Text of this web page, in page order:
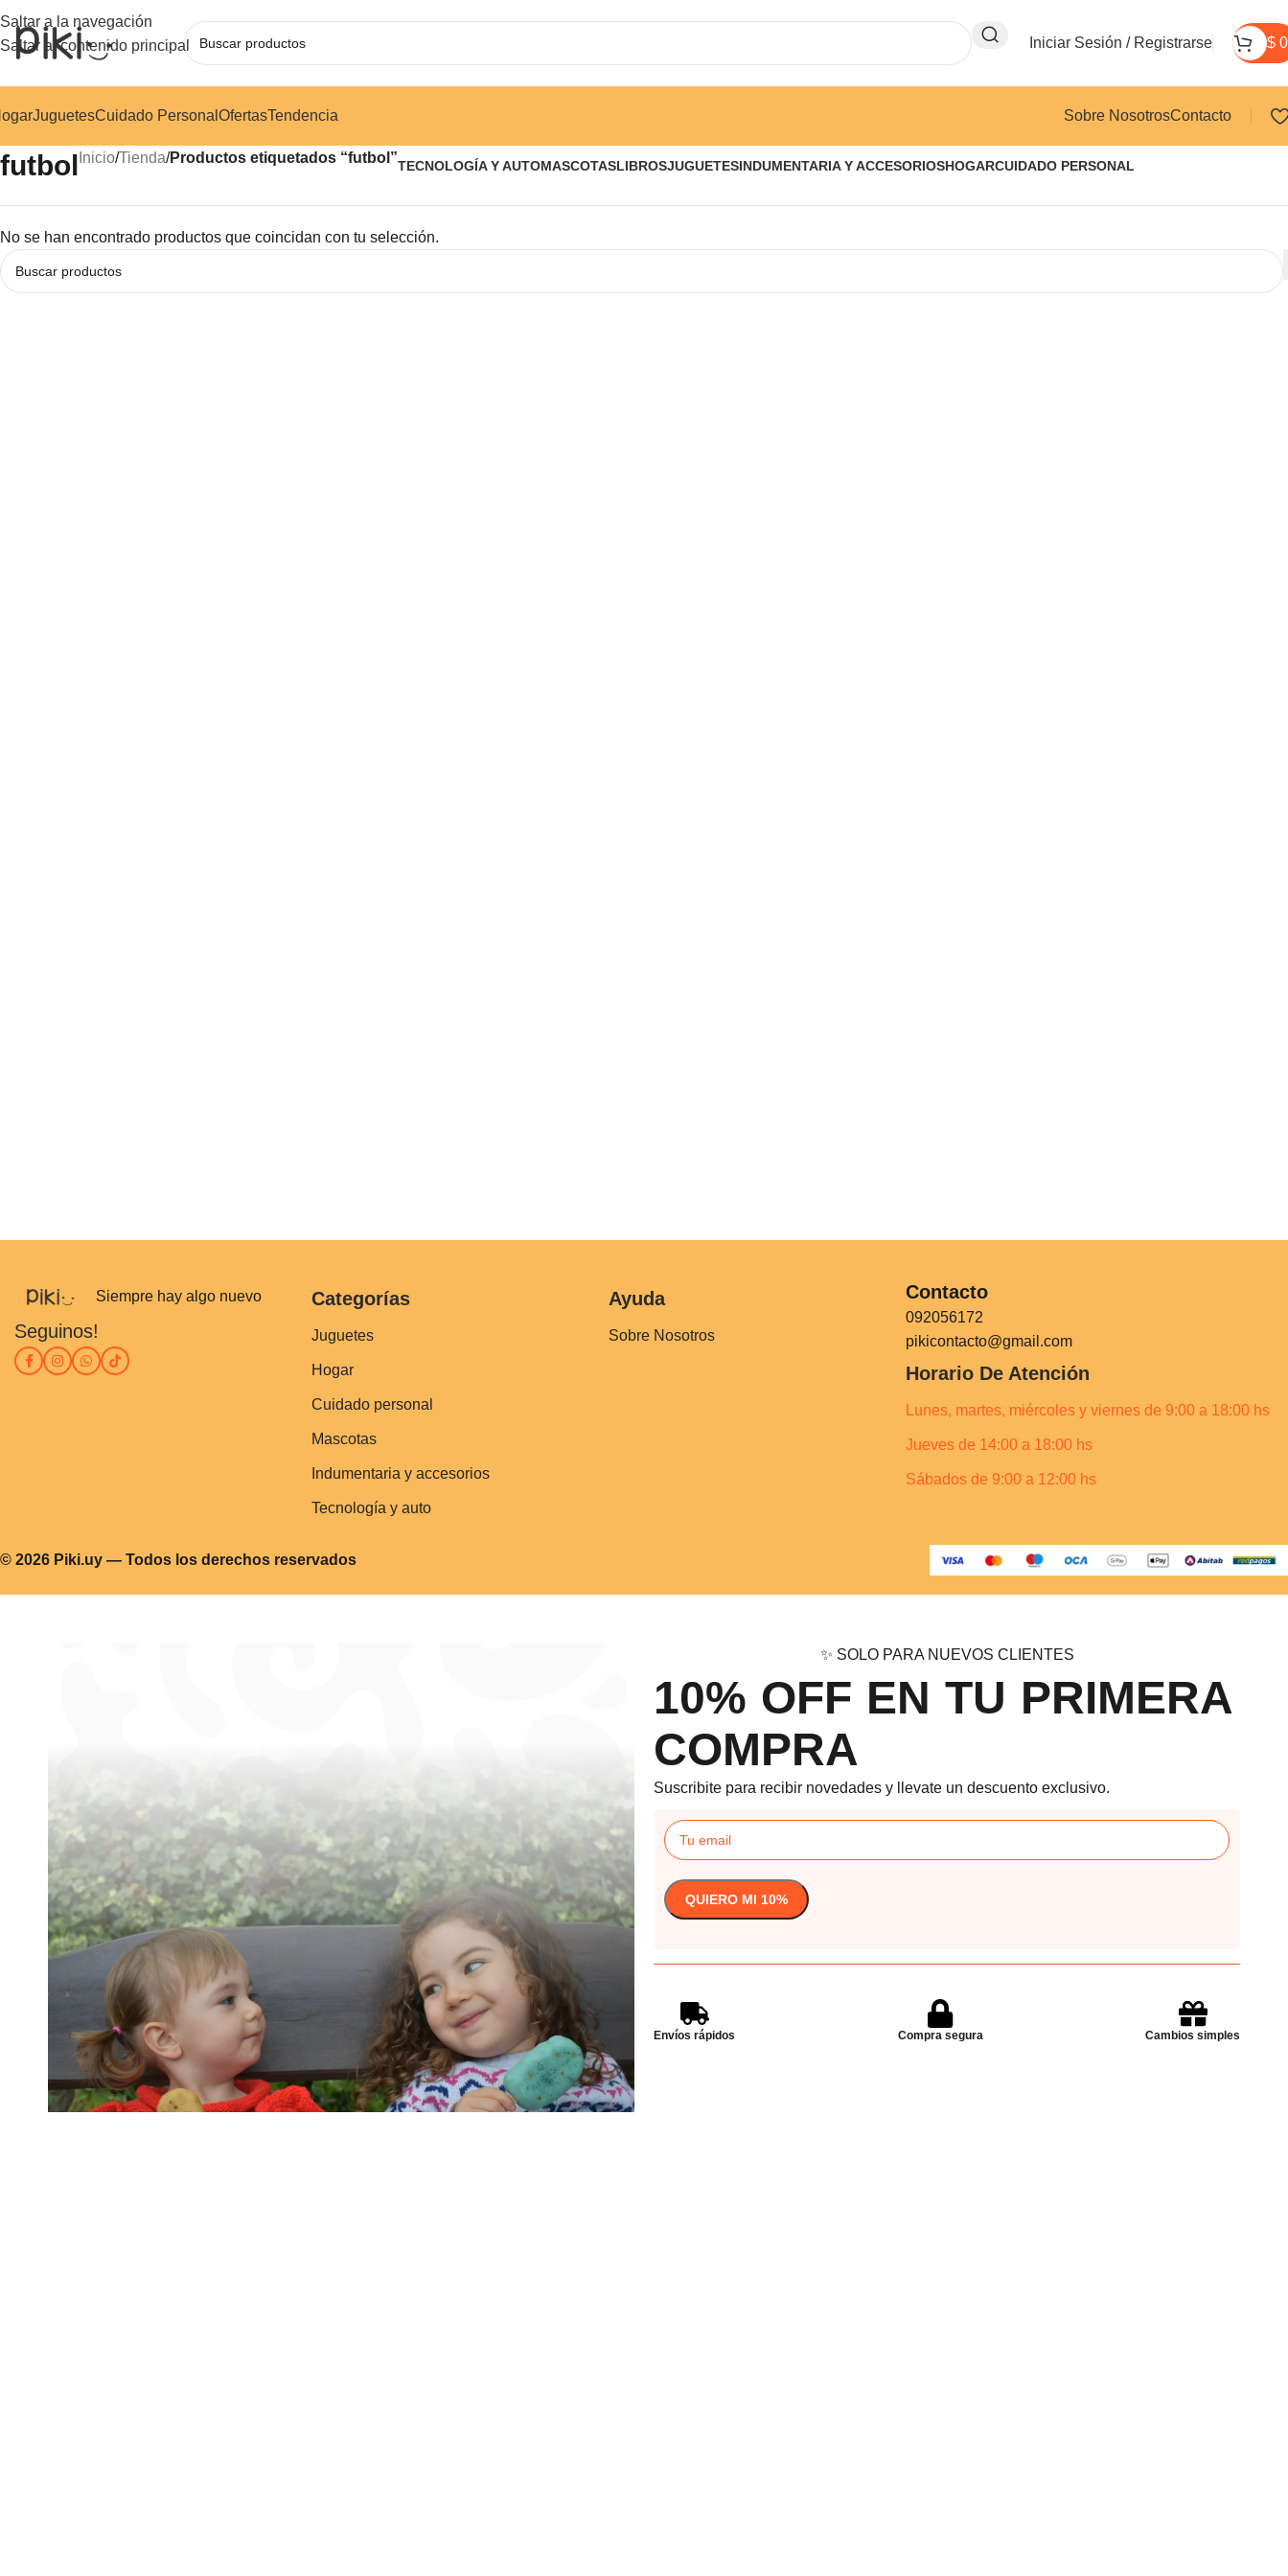
Saltar a la navegación
Saltar al contenido principal
Iniciar Sesión / Registrarse $ 0
JuguetesCuidado Personal OfertasTendencia Sobre NosotrosContacto
futbol Inicio/Tienda/Productos etiquetados “futbol”TECNOLOGÍA Y AUTOMASCOTASLIBROSJUGUETESINDUMENTARIA Y ACCESORIOSHOGARCUIDADO PERSONAL
No se han encontrado productos que coincidan con tu selección.
Siempre hay algo nuevo
Seguinos!
Categorías
Juguetes
Hogar
Cuidado personal
Mascotas
Indumentaria y accesorios
Tecnología y auto
Ayuda
Sobre Nosotros
Contacto
092056172
pikicontacto@gmail.com
Horario De Atención
Lunes, martes, miércoles y viernes de 9:00 a 18:00 hs
Jueves de 14:00 a 18:00 hs
Sábados de 9:00 a 12:00 hs
© 2026 Piki.uy — Todos los derechos reservados
✨ SOLO PARA NUEVOS CLIENTES
10% OFF EN TU PRIMERA
COMPRA
Suscribite para recibir novedades y llevate un descuento exclusivo.
Envíos rápidos Compra segura Cambios simples